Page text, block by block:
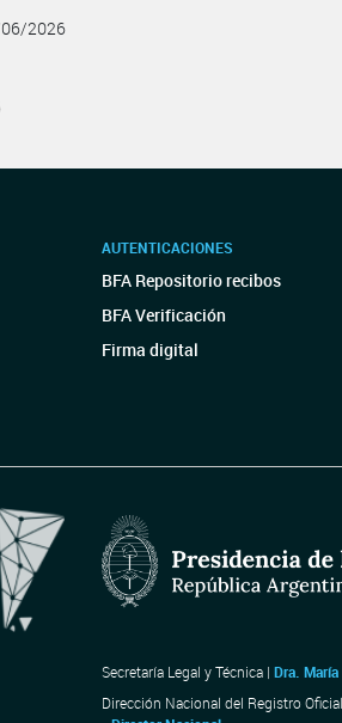
2026
AUTENTICACIONES
BFA Repositorio recibos
BFA Verificación
Firma digital
Secretaría Legal y Técnica | Dra.
Dirección Nacional del Registro